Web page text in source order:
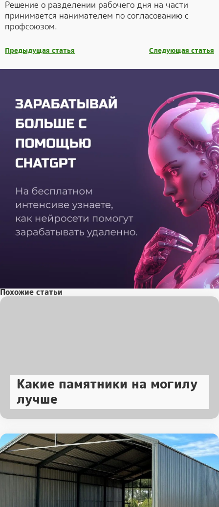
Решение о разделении рабочего дня на части
принимается нанимателем по согласованию с
профсоюзом.
Предыдущая статья Следующая статья
Похожие статьи
Какие памятники на могилу
лучше